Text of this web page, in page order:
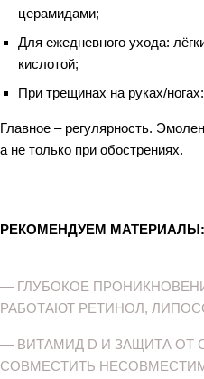
церамидами;
Для ежедневного ухода:
кислотой;
При трещинах на руках/
Главное – регулярность.
а не только при обострениях.
РЕКОМЕНДУЕМ МАТЕРИАЛЫ:
— ГЛУБОКОЕ
РАБОТАЮТ РЕТИНОЛ,
— ВИТАМИД D И ЗАЩИТА
СОВМЕСТИТЬ